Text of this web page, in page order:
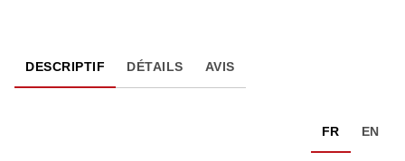
DESCRIPTIF DÉTAILS AVIS
FR EN